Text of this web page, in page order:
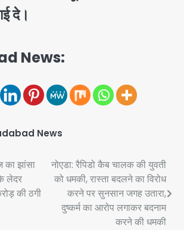
दे।
News:
News
का झांसा
लेदर
की ठगी
नोएडा: रैपिडो कैब चालक की युवती
को धमकी, रास्ता बदलने का विरोध
करने पर सुनसान जगह उतारा,
दुष्कर्म का आरोप लगाकर बदनाम
करने की धमकी